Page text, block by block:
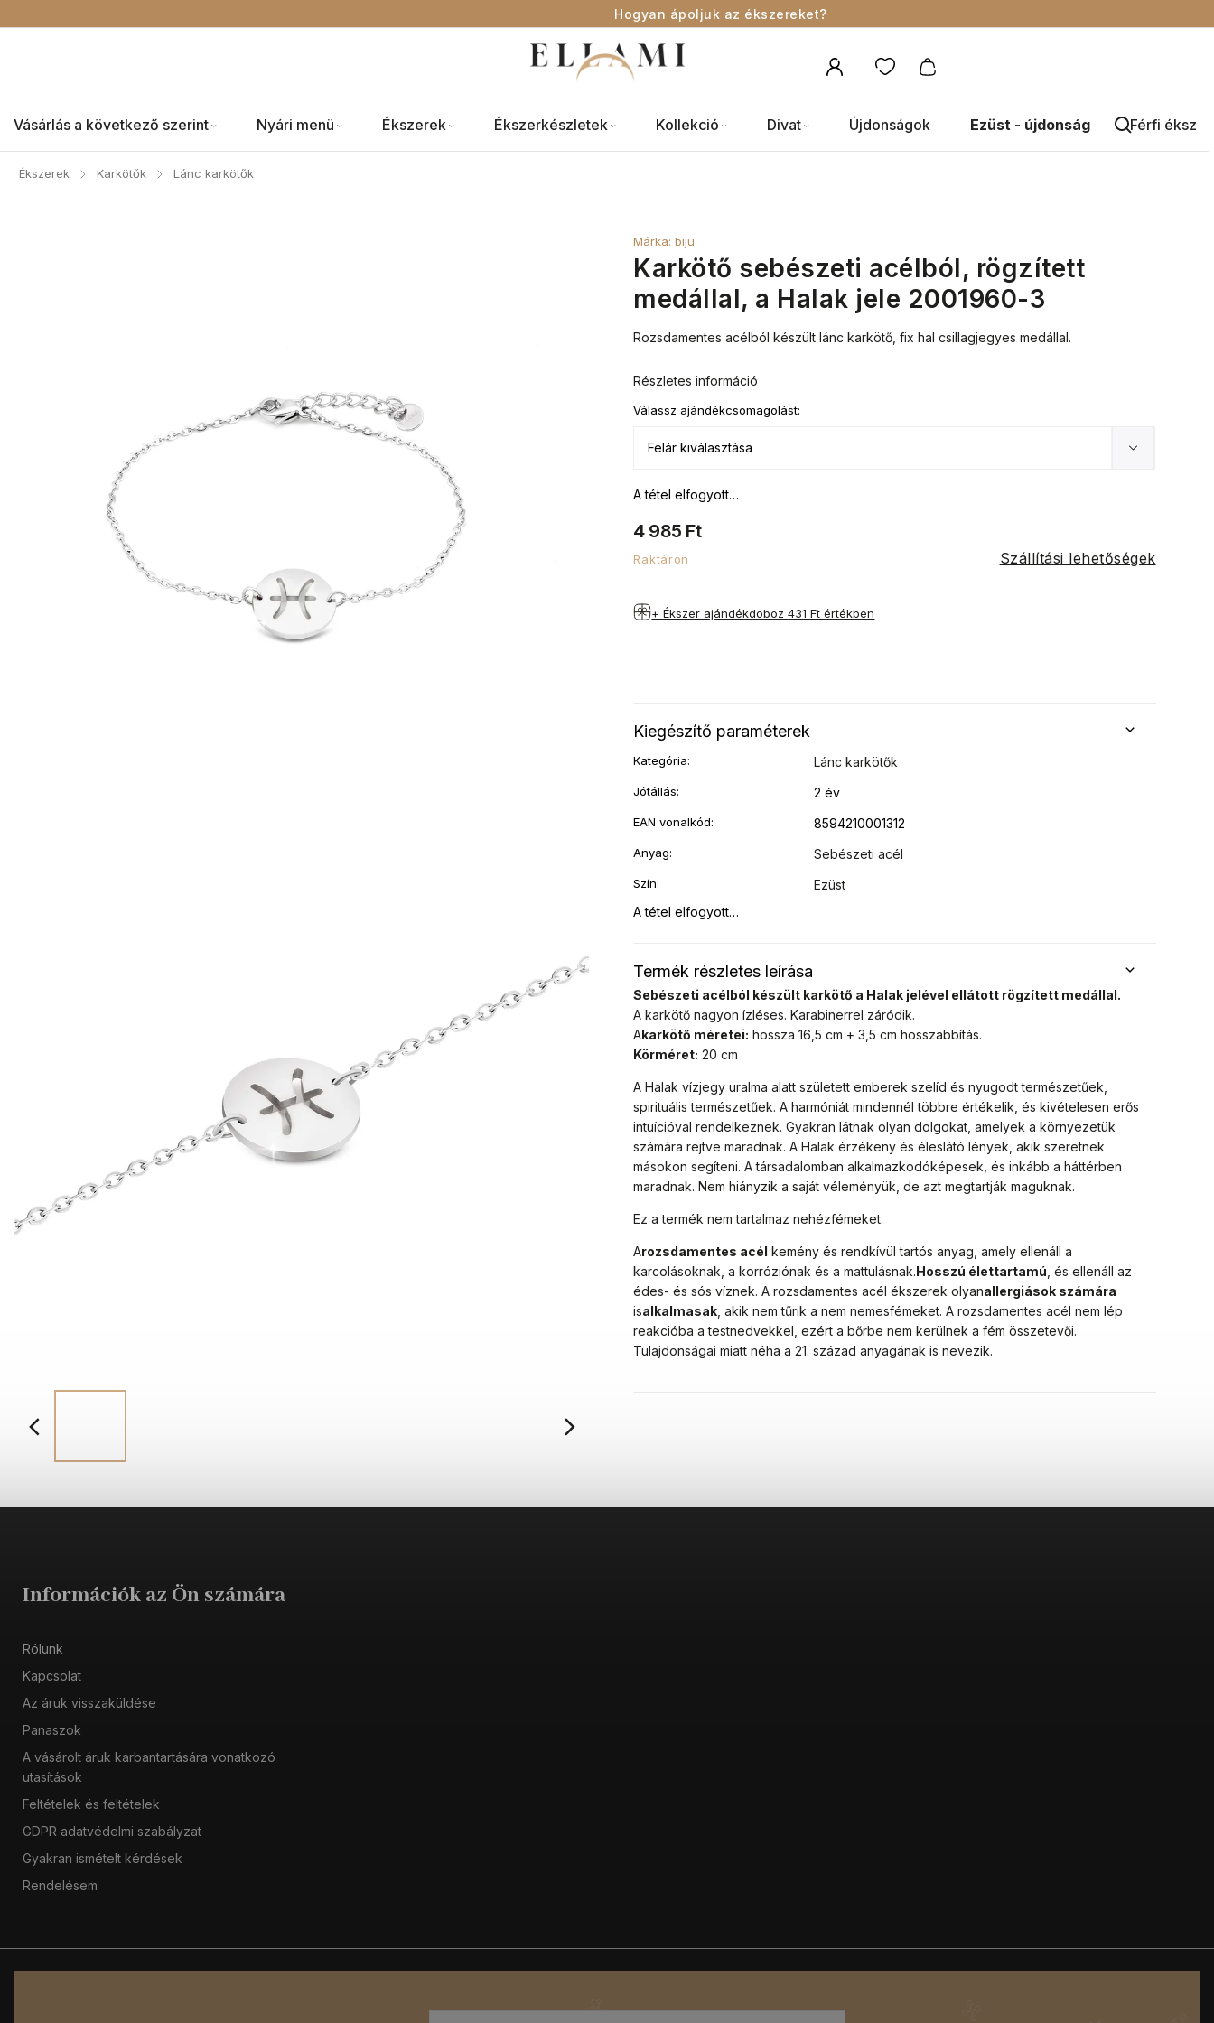
Hogyan ápoljuk az ékszereket?
Vásárlás a következő szerint Nyári menü Ékszerek Ékszerkészletek Kollekció Divat Újdonságok Ezüst - újdonság Férfi
Ékszerek / Karkötők / Lánc karkötők
Karkötő sebészeti acélból, rögzített
medállal, a Halak jele 2001960-3
Márka:biju
4 985 Ft
Raktáron Szállítási lehetőségek
Válassz ajándékcsomagolást:
A tétel elfogyott…
+ Ékszer ajándékdoboz431 Ft értékben
Rozsdamentes acélból készült lánc karkötő, fix hal csillagjegyes medállal.
Részletes információ
Termék részletes leírása
Sebészeti acélból készült karkötő a Halak jelével ellátott rögzített medállal.
A karkötő nagyon ízléses. Karabinerrel záródik.
Akarkötő méretei: hossza 16,5 cm + 3,5 cm hosszabbítás.
Körméret: 20 cm
A Halak vízjegy uralma alatt született emberek szelíd és nyugodt természetűek,
spirituális természetűek. A harmóniát mindennél többre értékelik, és kivételesen erős
intuícióval rendelkeznek. Gyakran látnak olyan dolgokat, amelyek a környezetük
számára rejtve maradnak. A Halak érzékeny és éleslátó lények, akik szeretnek
másokon segíteni. A társadalomban alkalmazkodóképesek, és inkább a háttérben
maradnak. Nem hiányzik a saját véleményük, de azt megtartják maguknak.
Ez a termék nem tartalmaz nehézfémeket.
Arozsdamentes acél kemény és rendkívül tartós anyag, amely ellenáll a
karcolásoknak, a korróziónak és a mattulásnak.Hosszú élettartamú , és ellenáll az
édes- és sós víznek. A rozsdamentes acél ékszerek olyanallergiások számára
isalkalmasak , akik nem tűrik a nem nemesfémeket. A rozsdamentes acél nem lép
reakcióba a testnedvekkel, ezért a bőrbe nem kerülnek a fém összetevői.
Tulajdonságai miatt néha a 21. század anyagának is nevezik.
Kiegészítő paraméterek
Kategória: Lánc karkötők
Jótállás: 2 év
EAN vonalkód: 8594210001312
Anyag: Sebészeti acél
Szín:
Ezüst
A tétel elfogyott…
Információk az Ön számára
Rólunk
Kapcsolat
Az áruk visszaküldése
Panaszok
A vásárolt áruk karbantartására vonatkozó
utasítások
Feltételek és feltételek
GDPR adatvédelmi szabályzat
Gyakran ismételt kérdések
Rendelésem